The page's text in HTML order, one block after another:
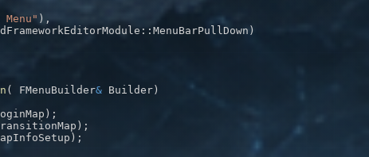
Menu" ) ,
:: MenuBarPullDown )
( FMenuBuilder& Builder )
) ;
) ;
) ;